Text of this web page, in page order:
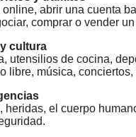
abrir una cuenta
comprar o vender
cultura
utensilios de cocina,
libre, música,
heridas, el cuerpo